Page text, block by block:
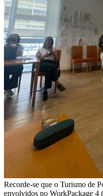
Recorde-se que o Turismo de
envolvidos no WorkPackage 4